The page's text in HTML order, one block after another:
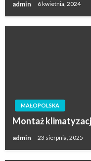
admin 6 kwietnia, 2024
MAŁOPOLSKA
Montaż
admin 23 sierpnia, 2025